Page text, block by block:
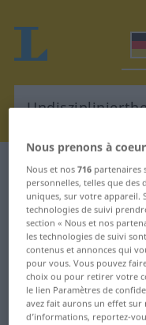
Dictionnaire
Undiszipliniertheit
Traduction
Français
Nous prenons à
Nous et nos716 partenaires
personnelles, telles que
uniques, sur votre appareil.
technologies de suivi
section « Nous et nos
les technologies de suivi
contenus et annonces qui
pour vous. Vous pouvez
choix ou pour retirer votre
le lien Paramètres de
avez fait aurons un effet sur
d’informations, reportez-